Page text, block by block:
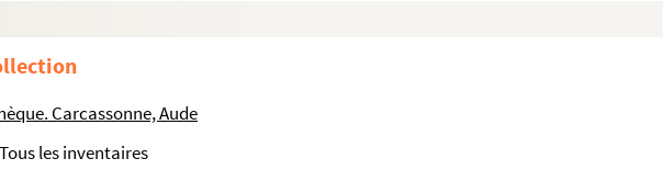
Carcassonne, Aude
Tous les inventaires
380. Lettres du général de division Chabaud Latour
382. Lettres du général Changarnier
Monsieur de Chanterac